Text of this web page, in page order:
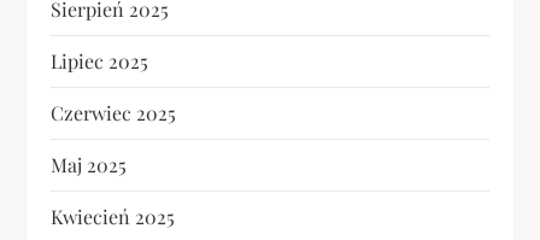
Sierpień 2025
Lipiec 2025
Czerwiec 2025
Maj 2025
Kwiecień 2025